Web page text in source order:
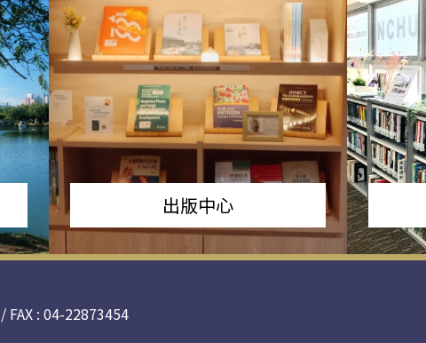
出版中心
FAX : 04-22873454